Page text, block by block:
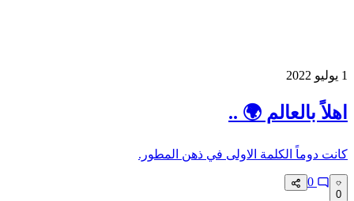
1 يوليو 2022
اهلاً بالعالم 🌍 ..
كانت دوماً الكلمة الاولى في ذهن المطور.
0